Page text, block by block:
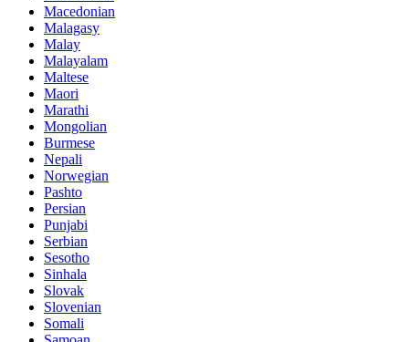
Macedonian
Malagasy
Malay
Malayalam
Maltese
Maori
Marathi
Mongolian
Burmese
Nepali
Norwegian
Pashto
Persian
Punjabi
Serbian
Sesotho
Sinhala
Slovak
Slovenian
Somali